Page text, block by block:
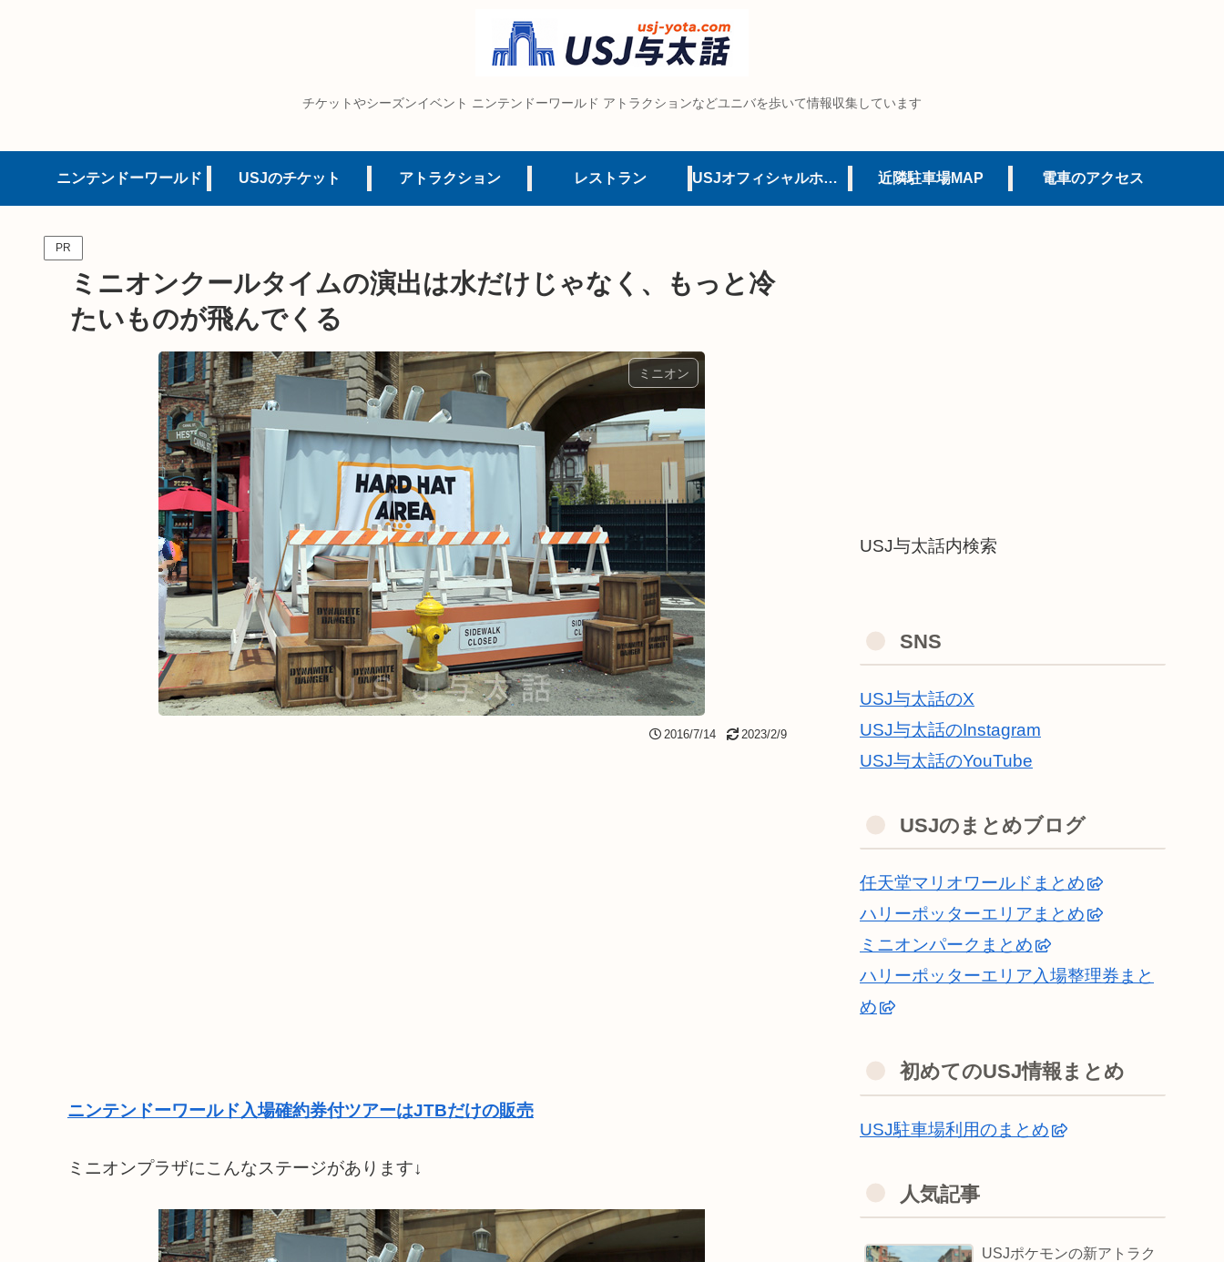
チケットやシーズンイベント ニンテンドーワールド アトラクションなどユニバを歩いて情報収集しています
ニンテンドーワールド USJのチケット アトラクション レストラン USJオフィシャルホテル 近隣駐車場MAP 電車のアクセス
PR
ミニオンクールタイムの演出は水だけじゃなく、もっと冷
たいものが飛んでくる
ミニオン
2016/7/14 2023/2/9
ニンテンドーワールド入場確約券付ツアーはJTBだけの販売
ミニオンプラザにこんなステージがあります↓
USJ与太話内検索
SNS
USJ与太話のX
USJ与太話のInstagram
USJ与太話のYouTube
USJのまとめブログ
任天堂マリオワールドまとめ
ハリーポッターエリアまとめ
ミニオンパークまとめ
ハリーポッターエリア入場整理券まと
め
初めてのUSJ情報まとめ
USJ駐車場利用のまとめ
人気記事
USJポケモンの新アトラク